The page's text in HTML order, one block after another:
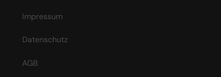
Impressum
Datenschutz
AGB